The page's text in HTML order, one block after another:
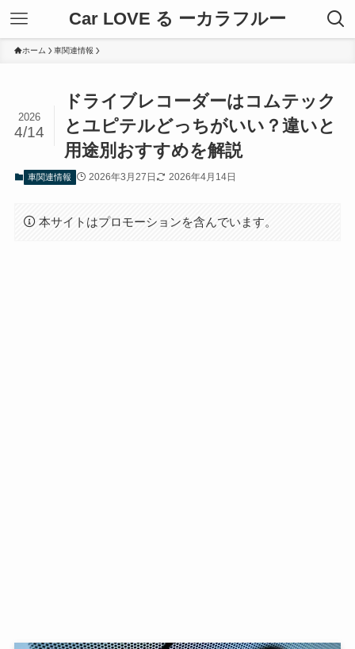
Car LOVE る ーカラフルー
ホーム 車関連情報
ドライブレコーダーはコムテック
とユピテルどっちがいい？違いと
用途別おすすめを解説
2026
4/14
車関連情報 2026年3月27日 2026年4月14日
本サイトはプロモーションを含んでいます。